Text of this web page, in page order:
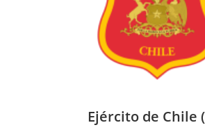
Ejército de Chile